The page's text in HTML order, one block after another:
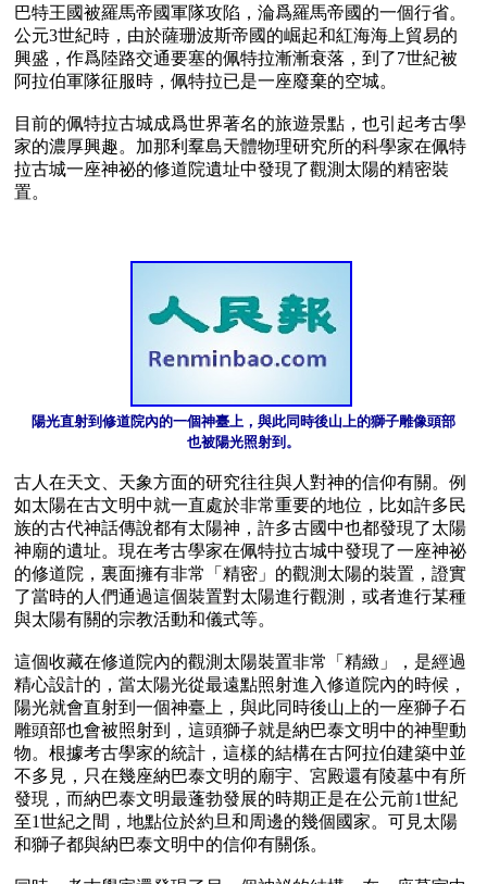
巴特王國被羅馬帝國軍隊攻陷，淪爲羅馬帝國的一個行省。
公元3世紀時，由於薩珊波斯帝國的崛起和紅海海上貿易的
興盛，作爲陸路交通要塞的佩特拉漸漸衰落，到了7世紀被
阿拉伯軍隊征服時，佩特拉已是一座廢棄的空城。
目前的佩特拉古城成爲世界著名的旅遊景點，也引起考古學
家的濃厚興趣。加那利羣島天體物理研究所的科學家在佩特
拉古城一座神祕的修道院遺址中發現了觀測太陽的精密裝
置。
陽光直射到修道院內的一個神臺上，與此同時後山上的獅子雕像頭部
也被陽光照射到。
古人在天文、天象方面的研究往往與人對神的信仰有關。例
如太陽在古文明中就一直處於非常重要的地位，比如許多民
族的古代神話傳說都有太陽神，許多古國中也都發現了太陽
神廟的遺址。現在考古學家在佩特拉古城中發現了一座神祕
的修道院，裏面擁有非常「精密」的觀測太陽的裝置，證實
了當時的人們通過這個裝置對太陽進行觀測，或者進行某種
與太陽有關的宗教活動和儀式等。
這個收藏在修道院內的觀測太陽裝置非常「精緻」，是經過
精心設計的，當太陽光從最遠點照射進入修道院內的時候，
陽光就會直射到一個神臺上，與此同時後山上的一座獅子石
雕頭部也會被照射到，這頭獅子就是納巴泰文明中的神聖動
物。根據考古學家的統計，這樣的結構在古阿拉伯建築中並
不多見，只在幾座納巴泰文明的廟宇、宮殿還有陵墓中有所
發現，而納巴泰文明最蓬勃發展的時期正是在公元前1世紀
至1世紀之間，地點位於約旦和周邊的幾個國家。可見太陽
和獅子都與納巴泰文明中的信仰有關係。